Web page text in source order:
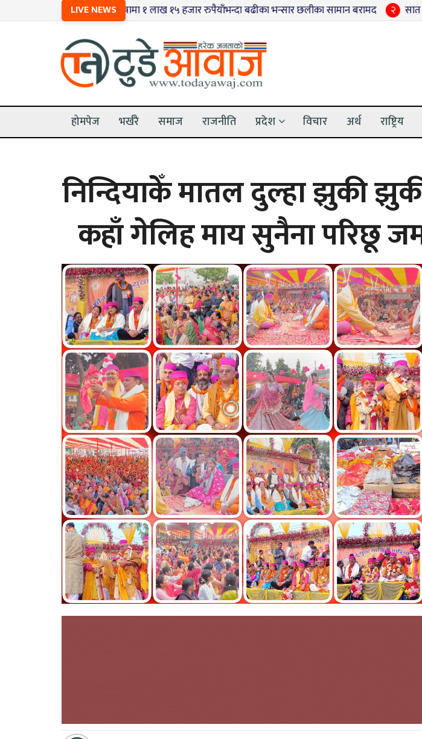
LIVE NEWS
धनुषामा १ लाख १५ हजार रुपैयाँभन्दा बढीका भन्सार छलीका सामान बरामद २ सात दलको ‘अग्रगामी
होमपेज भर्खरै समाज राजनीति प्रदेश विचार अर्थ राष्ट्रिय
निन्दियाकेँ मातल दुल्हा झुकी
कहाँ गेलिह माय सुनैना परिछू